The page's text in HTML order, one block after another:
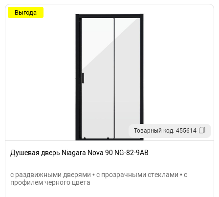
Выгода
Товарный код: 455614
Душевая дверь Niagara Nova 90 NG-82-9AB
с раздвижными дверями • с прозрачными стеклами • с
профилем черного цвета